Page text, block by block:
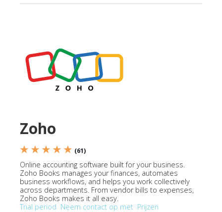
Zoho
★ ★ ★ ★ ★ (61)
Online accounting software built for your business.
Zoho Books manages your finances, automates
business workflows, and helps you work collectively
across departments. From vendor bills to expenses,
Zoho Books makes it all easy.
Trial period Neem contact op met Prijzen